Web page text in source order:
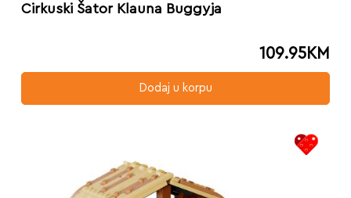
Cirkuski Šator Klauna Buggyja
109.95KM
Dodaj u korpu